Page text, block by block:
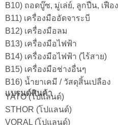
B10) ถอดบู๊ซ, มู่เล่ย์, ลูกปืน, เฟือง
B11) เครื่องมืออัดจาระบี
B12) เครื่องมือลม
B13) เครื่องมือไฟฟ้า
B14) เครื่องมือไฟฟ้า (ไร้สาย)
B15) เครื่องมือช่างอื่นๆ
B16) น้ำยาเคมี / วัสดุสิ้นเปลือง
แบรนด์สินค้า
YATO (โปแลนด์)
STHOR (โปแลนด์)
VORAL (โปแลนด์)